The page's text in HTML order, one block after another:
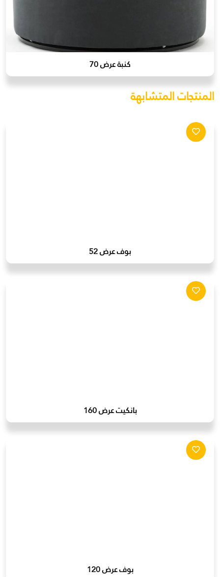
كنبة عرض 70
المنتجات المتشابهة
بوف عرض 52
بانكيت عرض 160
بوف عرض 120